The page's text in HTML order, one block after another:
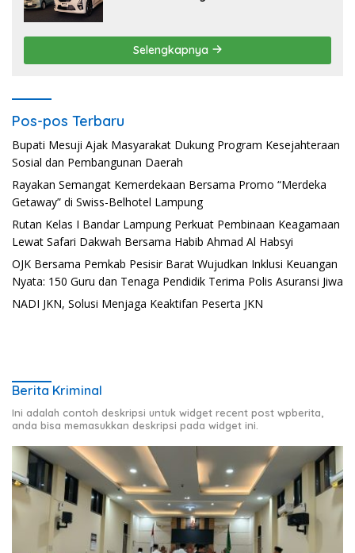
Selengkapnya
Pos-pos Terbaru
Bupati Mesuji Ajak Masyarakat Dukung Program Kesejahteraan
Sosial dan Pembangunan Daerah
Rayakan Semangat Kemerdekaan Bersama Promo “Merdeka
Getaway” di Swiss-Belhotel Lampung
Rutan Kelas I Bandar Lampung Perkuat Pembinaan Keagamaan
Lewat Safari Dakwah Bersama Habib Ahmad Al Habsyi
OJK Bersama Pemkab Pesisir Barat Wujudkan Inklusi Keuangan
Nyata: 150 Guru dan Tenaga Pendidik Terima Polis Asuransi Jiwa
NADI JKN, Solusi Menjaga Keaktifan Peserta JKN
Berita Kriminal
Ini adalah contoh deskripsi untuk widget recent post wpberita,
anda bisa memasukkan deskripsi pada widget ini.